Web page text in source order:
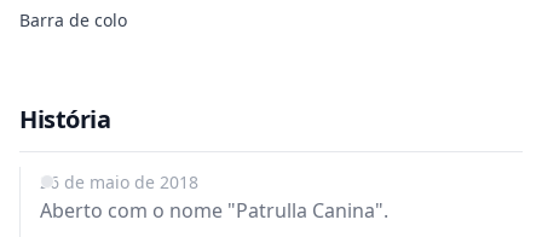
Barra de colo
História
26 de maio de 2018
Aberto com o nome "Patrulla Canina".